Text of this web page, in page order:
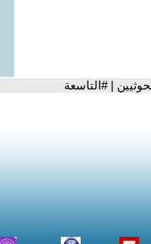
| #التاسعة